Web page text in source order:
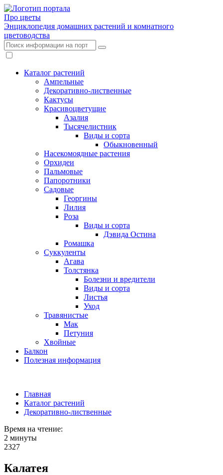
Про цветы
Энциклопедия домашних растений и комнатного
цветоводства
Каталог растений
Ампельные
Декоративно-лиственные
Кактусы
Красивоцветущие
Азалия
Тысячелистник
Виды и сорта
Обыкновенный
Насекомоядные растения
Орхидеи
Пальмовые
Папоротники
Садовые
Георгины
Лилия
Роза
Виды и сорта
Дэвида Остина
Ромашка
Суккуленты
Агава
Толстянка
Болезни и вредители
Виды и сорта
Листья
Уход
Травянистые
Мак
Петуния
Хвойные
Балкон
Полезная информация
Главная
Каталог растений
Декоративно-лиственные
Время на чтение:
2 минуты
2327
Калатея